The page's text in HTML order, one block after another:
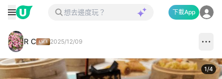
下載App
R C 2025/12/09
1/4